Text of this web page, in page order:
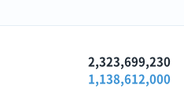
2,323,699,230
1,138,612,000